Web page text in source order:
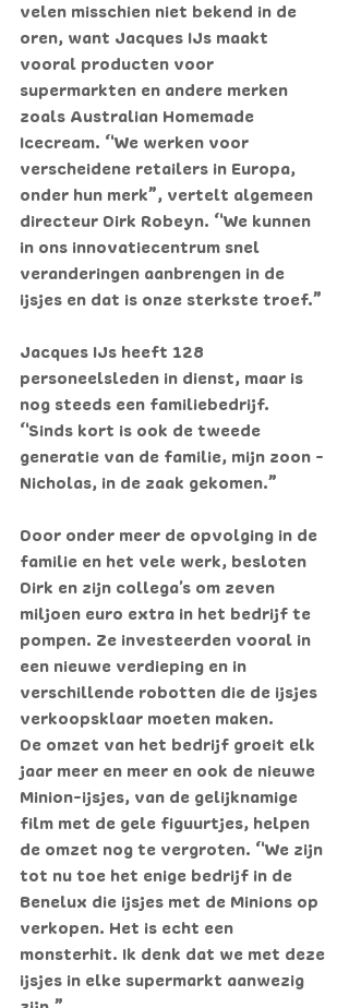
velen misschien niet bekend in de
oren, want Jacques IJs maakt
vooral producten voor
supermarkten en andere merken
zoals Australian Homemade
Icecream. “We werken voor
verscheidene retailers in Europa,
onder hun merk”, vertelt algemeen
directeur Dirk Robeyn. “We kunnen
in ons innovatiecentrum snel
veranderingen aanbrengen in de
ijsjes en dat is onze sterkste troef.”
Jacques IJs heeft 128
personeelsleden in dienst, maar is
nog steeds een familiebedrijf.
“Sinds kort is ook de tweede
generatie van de familie, mijn zoon ­
Nicholas, in de zaak gekomen.”
Door onder meer de opvolging in de
familie en het vele werk, besloten
Dirk en zijn collega’s om zeven
miljoen euro extra in het bedrijf te
pompen. Ze investeerden vooral in
een nieuwe verdieping en in
verschillende robotten die de ijsjes
verkoopsklaar moeten maken.
De omzet van het bedrijf groeit elk
jaar meer en meer en ook de nieuwe
Minion-ijsjes, van de gelijknamige
film met de gele figuurtjes, helpen
de omzet nog te vergroten. “We zijn
tot nu toe het enige bedrijf in de
Benelux die ijsjes met de Minions op
verkopen. Het is echt een
monsterhit. Ik denk dat we met deze
ijsjes in elke supermarkt aanwezig